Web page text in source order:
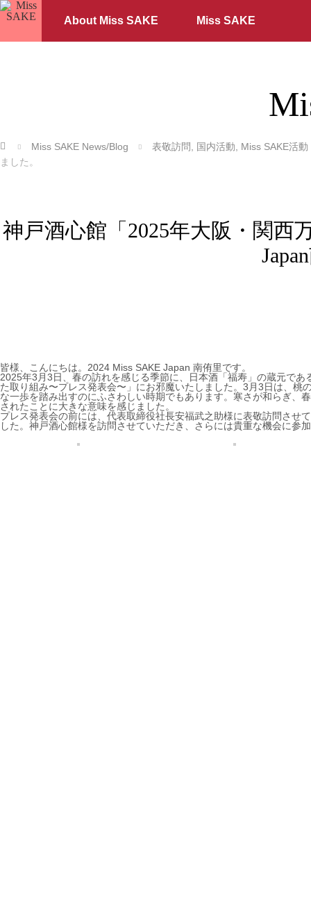
About Miss SAKE Miss SAKE
ホーム Miss SAKE News/Blog 表敬訪問 国内活動
Miss SAKE活動
ました。
神戸酒心館「2025年大阪・関西
皆様、こんにちは。2024 Miss SAKE Japan 南侑里です。
2025年3月3日、春の訪れを感じる季節に、日本酒「福寿」の蔵元で
た取り組み〜プレス発表会〜」にお邪魔いたしました。3月3日は、
な一歩を踏み出すのにふさわしい時期でもあります。寒さが和らぎ、
されたことに大きな意味を感じました。
プレス発表会の前には、代表取締役社長安福武之助様に表敬訪問させ
した。神戸酒心館様を訪問させていただき、さらには貴重な機会に参